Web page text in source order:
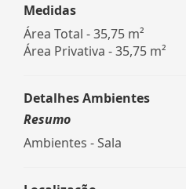
Medidas
Área Total - 35,75 m²
Área Privativa - 35,75 m²
Detalhes Ambientes
Resumo
Ambientes - Sala